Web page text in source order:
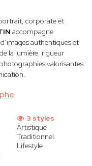
corporate et
accompagne
authentiques et
la lumière, rigueur
valorisantes
3 styles
Artistique
Traditionnel
Lifestyle